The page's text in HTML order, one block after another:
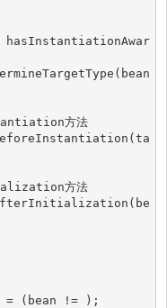
hasInstantiationAwar
方法
方法
= (bean != );